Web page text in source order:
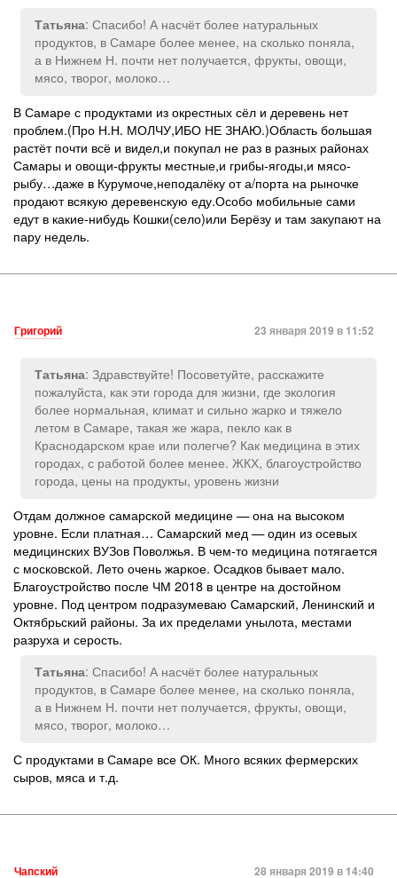
Татьяна: Спасибо! А насчёт более натуральных
продуктов, в Самаре более менее, на сколько поняла,
а в Нижнем Н. почти нет получается, фрукты, овощи,
мясо, творог, молоко…
В Самаре с продуктами из окрестных сёл и деревень нет
проблем.(Про Н.Н. МОЛЧУ,ИБО НЕ ЗНАЮ.)Область большая
растёт почти всё и видел,и покупал не раз в разных районах
Самары и овощи-фрукты местные,и грибы-ягоды,и мясо-
рыбу…даже в Курумоче,неподалёку от а/порта на рыночке
продают всякую деревенскую еду.Особо мобильные сами
едут в какие-нибудь Кошки(село)или Берёзу и там закупают на
пару недель.
Григорий 23 января 2019 в 11:52
Татьяна: Здравствуйте! Посоветуйте, расскажите
пожалуйста, как эти города для жизни, где экология
более нормальная, климат и сильно жарко и тяжело
летом в Самаре, такая же жара, пекло как в
Краснодарском крае или полегче? Как медицина в этих
городах, с работой более менее. ЖКХ, благоустройство
города, цены на продукты, уровень жизни
Отдам должное самарской медицине — она на высоком
уровне. Если платная… Самарский мед — один из осевых
медицинских ВУЗов Поволжья. В чем-то медицина потягается
с московской. Лето очень жаркое. Осадков бывает мало.
Благоустройство после ЧМ 2018 в центре на достойном
уровне. Под центром подразумеваю Самарский, Ленинский и
Октябрьский районы. За их пределами унылота, местами
разруха и серость.
Татьяна: Спасибо! А насчёт более натуральных
продуктов, в Самаре более менее, на сколько поняла,
а в Нижнем Н. почти нет получается, фрукты, овощи,
мясо, творог, молоко…
С продуктами в Самаре все ОК. Много всяких фермерских
сыров, мяса и т.д.
Чапский 28 января 2019 в 14:40